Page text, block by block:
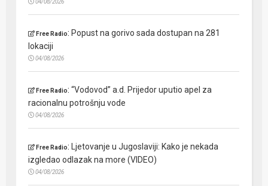
04/08/2026
Free Radio: Popust na gorivo sada dostupan na 281
lokaciji
04/08/2026
Free Radio:“Vodovod” a.d. Prijedor uputio apel za
racionalnu potrošnju vode
04/08/2026
Free Radio:
Ljetovanje u Jugoslaviji: Kako je nekada
izgledao odlazak na more (VIDEO)
04/08/2026